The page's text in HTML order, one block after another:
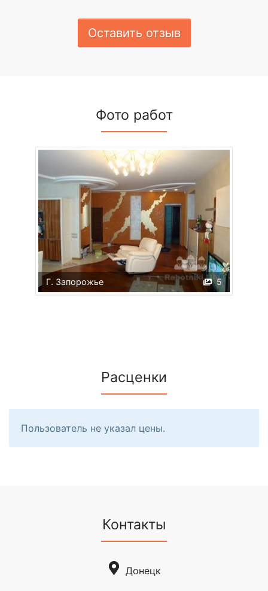
Оставить отзыв
Фото работ
5
Г. Запорожье
Расценки
Пользователь не указал цены.
Контакты
Донецк